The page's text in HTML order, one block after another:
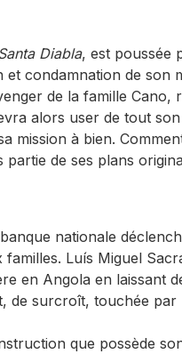
Diabla, est poussée
et condamnation de son
de la famille Cano,
alors user de tout
mission à bien.
partie de ses plans
nationale
Luís Miguel
en Angola en laissant
de surcroît, touchée par
que possède